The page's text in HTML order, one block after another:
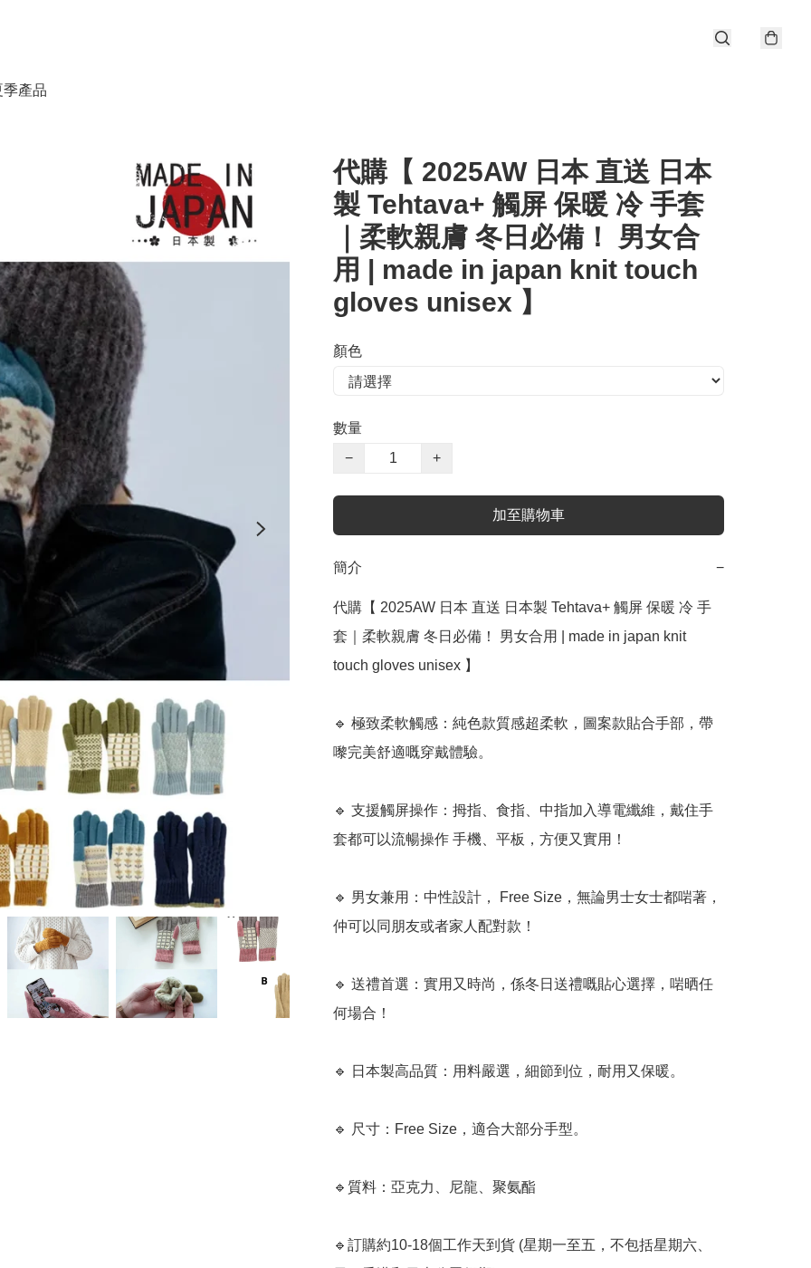
產品
代購【 2025AW 日本 直送 日本
製 Tehtava+ 觸屏 保暖 冷 手套
｜柔軟親膚 冬日必備！ 男女合
用 | made in japan knit touch
gloves unisex 】
顏色
數量
−
+
加至購物車
簡介 −
代購【 2025AW 日本 直送 日本製 Tehtava+ 觸屏 保暖 冷 手
套｜柔軟親膚 冬日必備！ 男女合用 | made in japan knit
touch gloves unisex 】
🔹 極致柔軟觸感：純色款質感超柔軟，圖案款貼合手部，帶
嚟完美舒適嘅穿戴體驗。
🔹 支援觸屏操作：拇指、食指、中指加入導電纖維，戴住手
套都可以流暢操作 手機、平板，方便又實用！
🔹 男女兼用：中性設計， Free Size，無論男士女士都啱著，
仲可以同朋友或者家人配對款！
🔹 送禮首選：實用又時尚，係冬日送禮嘅貼心選擇，啱晒任
何場合！
🔹 日本製高品質：用料嚴選，細節到位，耐用又保暖。
🔹 尺寸：Free Size，適合大部分手型。
🔹質料：亞克力、尼龍、聚氨酯
🔹訂購約10-18個工作天到貨 (星期一至五，不包括星期六、